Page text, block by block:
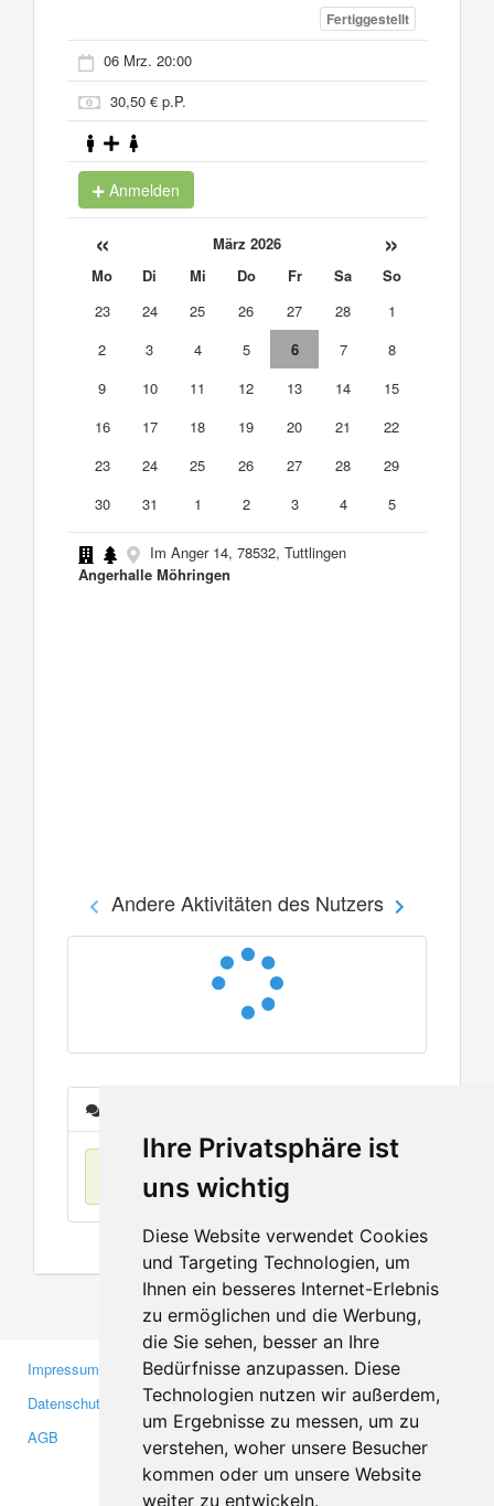
Ihre Privatsphäre ist
uns wichtig
Diese Website verwendet Cookies
und Targeting Technologien, um
Ihnen ein besseres Internet-Erlebnis
zu ermöglichen und die Werbung,
die Sie sehen, besser an Ihre
Bedürfnisse anzupassen. Diese
Technologien nutzen wir außerdem,
um Ergebnisse zu messen, um zu
verstehen, woher unsere Besucher
kommen oder um unsere Website
weiter zu entwickeln.
Fertiggestellt
06 Mrz. 20:00
30,50 € p.P.
Anmelden
« März 2026 »
Mo Di Mi Do Fr Sa
So
23
24 25 26 27 28
1
2
3 4 5 6 7
8
9
10 11 12 13 14
15
16
17 18 19 20 21
22
23
24 25 26 27 28
29
30
31 1 2 3 4 5
Im Anger 14, 78532, Tuttlingen
Angerhalle Möhringen
Andere Aktivitäten des Nutzers
Keine Einträge
Impressum
Datenschutzerklärung
AGB
Gewerbetreibende
Investoren
Medien